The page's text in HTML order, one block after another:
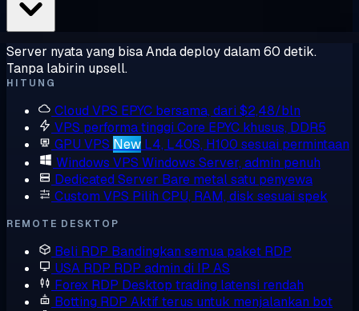
Server nyata yang bisa Anda deploy dalam 60 detik.
Tanpa labirin upsell.
HITUNG
Cloud VPS EPYC bersama, dari $2,48/bln
VPS performa tinggi Core EPYC khusus, DDR5
GPU VPS New L4, L40S, H100 sesuai permintaan
Windows VPS Windows Server, admin penuh
Dedicated Server Bare metal satu penyewa
Custom VPS Pilih CPU, RAM, disk sesuai spek
REMOTE DESKTOP
Beli RDP Bandingkan semua paket RDP
USA RDP RDP admin di IP AS
Forex RDP Desktop trading latensi rendah
Botting RDP Aktif terus untuk menjalankan bot